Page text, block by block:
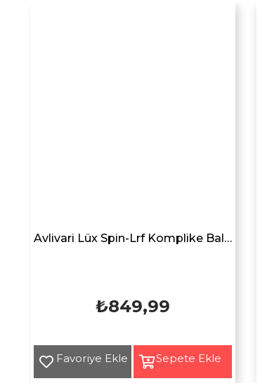
Avlivari Lüx Spin-Lrf Komplike Balıkçı Aksesuar Yan Bel Çantası SİYAH
₺849,99
Yeni
Ürün